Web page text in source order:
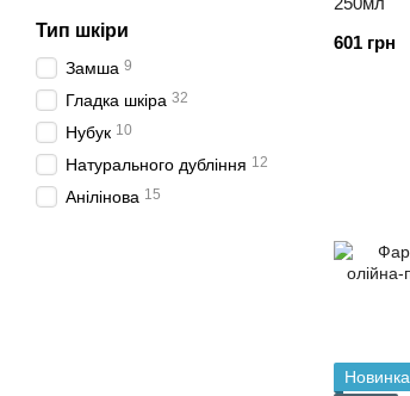
601 грн
Новинка
Тип шкіри
Замша 9
Гладка шкіра 32
Нубук 10
Натурального дубління 12
Анілінова 15